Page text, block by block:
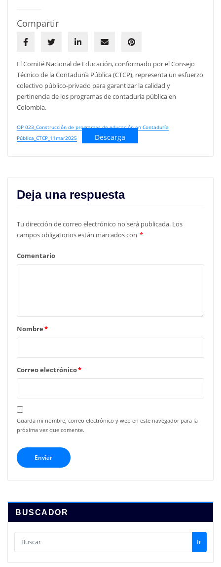
Compartir
El Comité Nacional de Educación, conformado por el Consejo
Técnico de la Contaduría Pública (CTCP), representa un esfuerzo
colectivo público-privado para garantizar la calidad y
pertinencia de los programas de contaduría pública en
Colombia.
OP 023_Construcción de programas de educación en Contaduría
Pública_CTCP_11mar2025
Descarga
Deja una respuesta
Tu dirección de correo electrónico no será publicada. Los
campos obligatorios están marcados con *
Comentario
Nombre*
Correo electrónico*
Guarda mi nombre, correo electrónico y web en este navegador para la
próxima vez que comente.
BUSCADOR
Ir